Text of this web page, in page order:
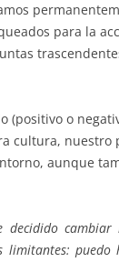
para la
o
cultura, nuestro
aunque
decidido
limitantes: puedo